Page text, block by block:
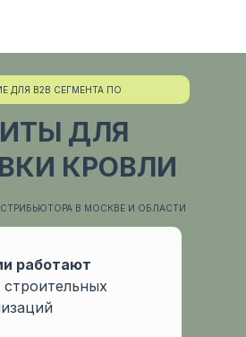
ДЛЯ
КРОВЛИ
ДЛЯ B2B СЕГМЕНТА ПО
В МОСКВЕ И ОБЛАСТИ
работают
строительных